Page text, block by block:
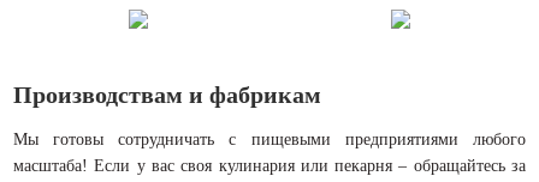
Производствам и фабрикам
Мы готовы сотрудничать с пищевыми предприятиями любого
масштаба! Если у вас своя кулинария или пекарня – обращайтесь за